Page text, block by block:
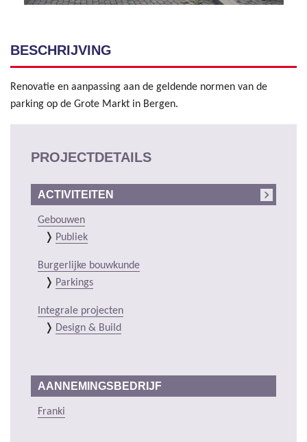
BESCHRIJVING
Renovatie en aanpassing aan de geldende normen van de
parking op de Grote Markt in Bergen.
PROJECTDETAILS
ACTIVITEITEN
Gebouwen
Publiek
Burgerlijke bouwkunde
Parkings
Integrale projecten
Design & Build
AANNEMINGSBEDRIJF
Franki